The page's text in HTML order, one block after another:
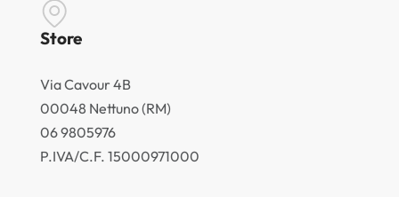
Store
Via Cavour 4B
00048 Nettuno (RM)
06 9805976
P.IVA/C.F. 15000971000